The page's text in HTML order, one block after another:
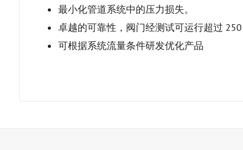
最小化管道系统中的压力损失。
卓越的可靠性，阀门经测试可运行超过
可根据系统流量条件研发优化产品